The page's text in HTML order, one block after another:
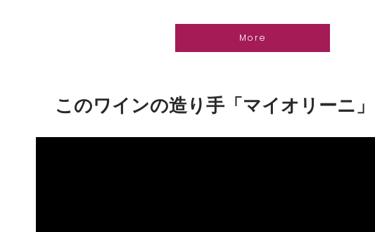
More
このワインの造り手「マイオリーニ